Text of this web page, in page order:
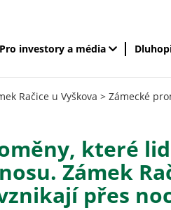
Pro investory a média
Račice u Vyškova > Zámecké
které
Zámek
přes